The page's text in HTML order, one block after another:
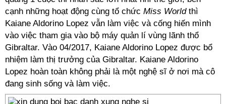
cạnh những hoạt động cùng tổ chức Miss Worldthì
Kaiane Aldorino Lopez vẫn làm việc và cống hiến mình
vào việc tham gia vào bộ máy quản lí vùng lãnh thổ
Gibraltar. Vào 04/2017, Kaiane Aldorino Lopez được bổ
nhiệm làm thị trưởng của Gibraltar. Kaiane Aldorino
Lopez hoàn toàn không phải là một nghệ sĩ ở nơi mà cô
đang sinh sống và làm việc.